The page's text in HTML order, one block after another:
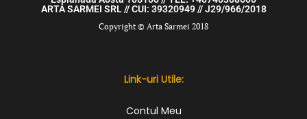
ARTA SARMEI SRL // CUI: 39320949 // J29/966/2018
Copyright © Arta Sarmei 2018
Link-uri Utile:
Contul Meu